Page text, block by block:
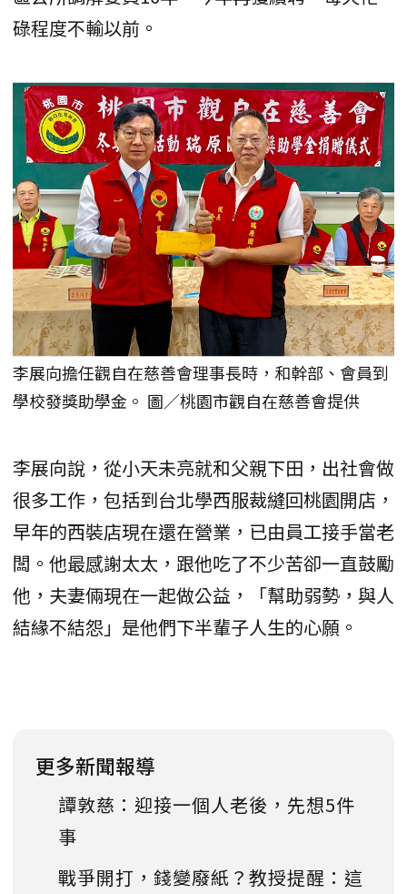
碌程度不輸以前。
李展向擔任觀自在慈善會理事長時，和幹部、會員到
學校發獎助學金。 圖／桃園市觀自在慈善會提供
李展向說，從小天未亮就和父親下田，出社會做
很多工作，包括到台北學西服裁縫回桃園開店，
早年的西裝店現在還在營業，已由員工接手當老
闆。他最感謝太太，跟他吃了不少苦卻一直鼓勵
他，夫妻倆現在一起做公益，「幫助弱勢，與人
結緣不結怨」是他們下半輩子人生的心願。
更多新聞報導
譚敦慈：迎接一個人老後，先想5件
事
戰爭開打，錢變廢紙？教授提醒：這